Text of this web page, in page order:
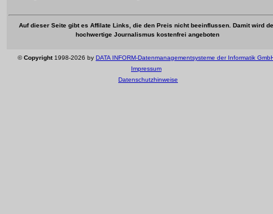
Auf dieser Seite gibt es Affilate Links, die den Preis nicht beeinflussen. Damit wird
hochwertige Journalismus kostenfrei angeboten
©Copyright1998-2026 by DATA INFORM-Datenmanagementsysteme der Informatik
Impressum
Datenschutzhinweise